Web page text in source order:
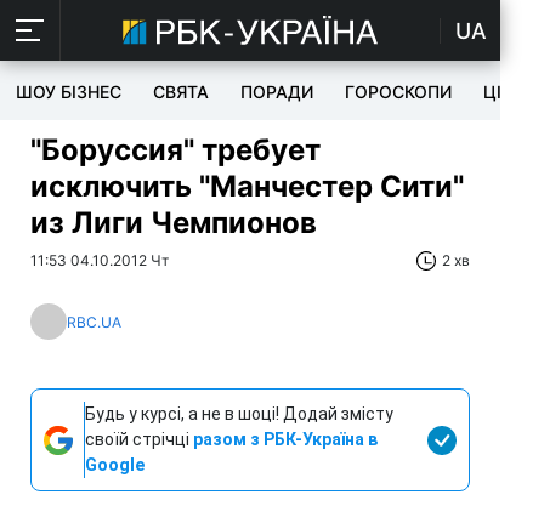
UA
ШОУ БІЗНЕС СВЯТА ПОРАДИ ГОРОСКОПИ ЦІКАВЕ
"Боруссия" требует
исключить "Манчестер Сити"
из Лиги Чемпионов
11:53 04.10.2012 Чт 2 хв
RBC.UA
Будь у курсі, а не в шоці! Додай змісту
своїй стрічці разом з РБК-Україна в
Google